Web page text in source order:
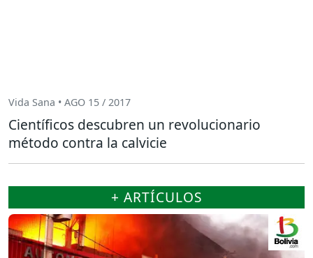
Vida Sana • AGO 15 / 2017
Científicos descubren un revolucionario
método contra la calvicie
+ ARTÍCULOS